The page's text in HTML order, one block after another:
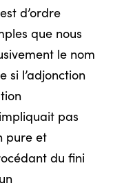
d’ordre
que nous
le nom
si l’adjonction
pas
pure et
du fini